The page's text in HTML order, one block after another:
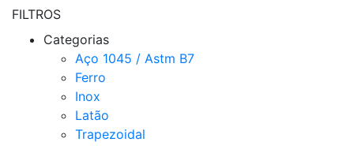
FILTROS
Categorias
Aço 1045 / Astm B7
Ferro
Inox
Latão
Trapezoidal